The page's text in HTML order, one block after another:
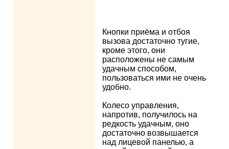
Кнопки приёма и отбоя
вызова достаточно тугие,
кроме этого, они
расположены не самым
удачным способом,
пользоваться ими не очень
удобно.
Колесо управления,
напротив, получилось на
редкость удачным, оно
достаточно возвышается
над лицевой панелью, а